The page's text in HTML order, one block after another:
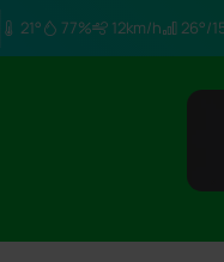
21° 77% 12km/h 26°/